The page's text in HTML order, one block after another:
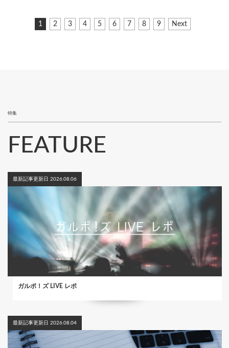
カ
1
ペ
2
ペ
3
ペ
4
ペ
5
ペ
6
ペ
7
ペ
8
ペ
9
次
Next
特集
FEATURE
最新記事更新日 2026.08.06
ガルポ！ズ LIVE レポ
最新記事更新日 2026.08.04